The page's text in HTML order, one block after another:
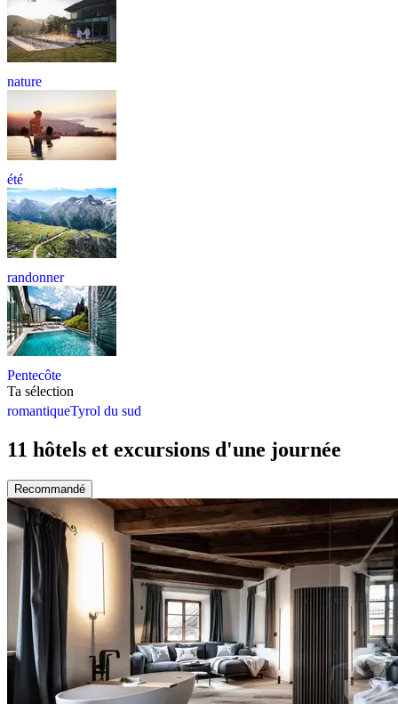
nature
été
randonner
Pentecôte
Ta sélection
romantiqueTyrol du sud
11 hôtels et excursions d'une journée
Recommandé